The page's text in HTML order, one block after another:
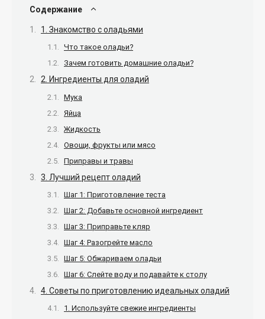
Содержание
1. Знакомство с оладьями
Что такое оладьи?
Зачем готовить домашние оладьи?
2. Ингредиенты для оладий
Мука
Яйца
Жидкость
Овощи, фрукты или мясо
Приправы и травы
3. Лучший рецепт оладий
Шаг 1: Приготовление теста
Шаг 2: Добавьте основной ингредиент
Шаг 3: Приправьте кляр
Шаг 4: Разогрейте масло
Шаг 5: Обжариваем оладьи
Шаг 6: Слейте воду и подавайте к столу
4. Советы по приготовлению идеальных оладий
1. Используйте свежие ингредиенты